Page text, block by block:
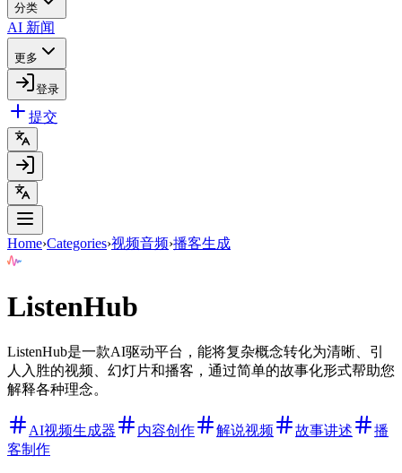
分类
AI 新闻
更多
登录
提交
Home›Categories›视频音频›播客生成
ListenHub
ListenHub是一款AI驱动平台，能将复杂概念转化为清晰、引
人入胜的视频、幻灯片和播客，通过简单的故事化形式帮助您
解释各种理念。
AI视频生成器 内容创作 解说视频 故事讲述
播
客制作